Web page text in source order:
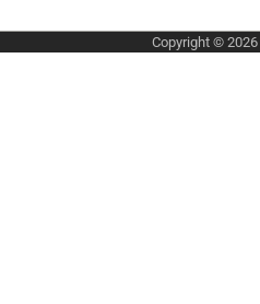
Copyright © 2026